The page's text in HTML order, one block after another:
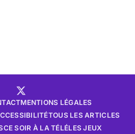
MENTIONS LÉGALES
TOUS LES ARTICLES
CE SOIR À LA TÉLÉLES JEUX